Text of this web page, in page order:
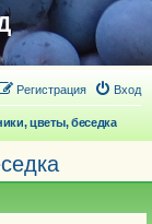
Вход
Регистрация
цветы, беседка